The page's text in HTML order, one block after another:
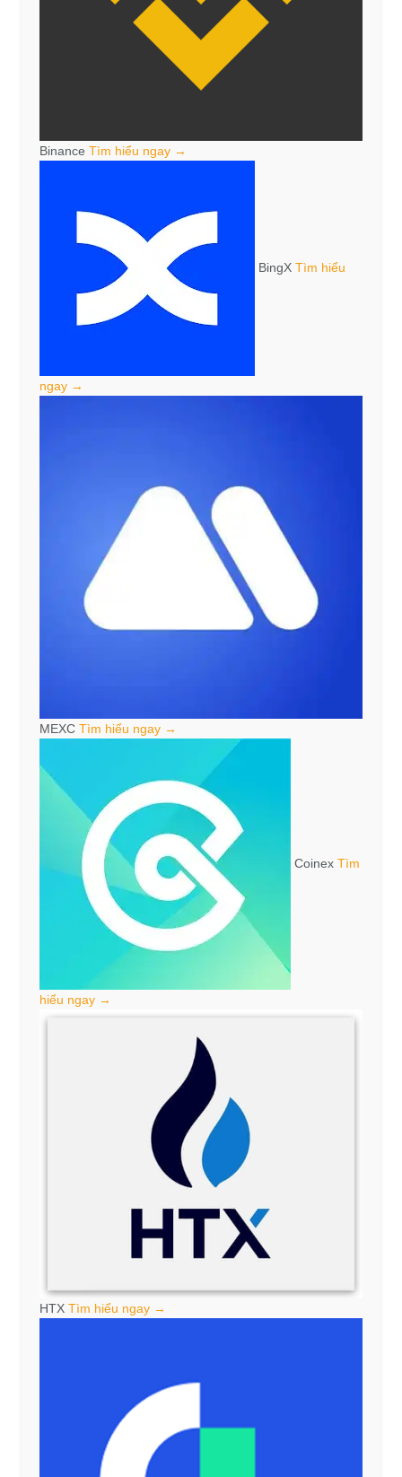
Binance Tìm hiểu ngay →
BingX Tìm hiểu
ngay →
MEXC Tìm hiểu ngay →
Coinex Tìm
hiểu ngay →
HTX Tìm hiểu ngay →